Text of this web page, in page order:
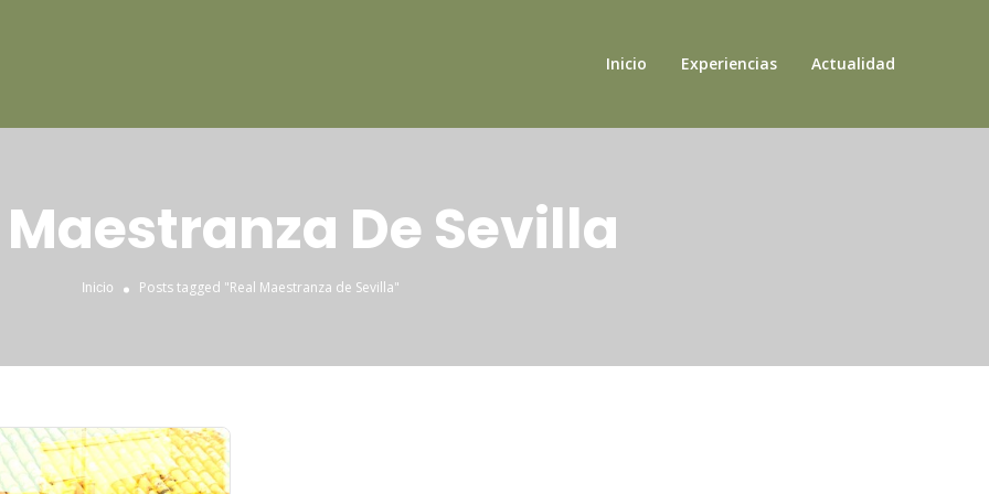
Inicio Experiencias Actualidad
De Sevilla
Inicio Posts tagged "Real Maestranza de Sevilla"